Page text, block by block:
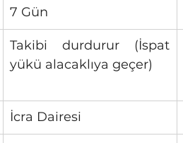
7 Gün
Takibi durdurur (İspat
yükü alacaklıya geçer)
İcra Dairesi